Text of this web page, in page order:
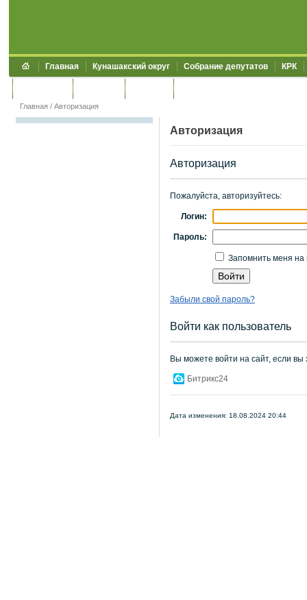
Главная Кунашакский округ Собрание депутатов КРК
Главная / Авторизация
Авторизация
Авторизация
Пожалуйста, авторизуйтесь:
Логин:
Пароль:
Запомнить меня на
Забыли свой пароль?
Войти как пользователь
Вы можете войти на сайт, если вы
Битрикс24
Дата изменения: 18.08.2024 20:44